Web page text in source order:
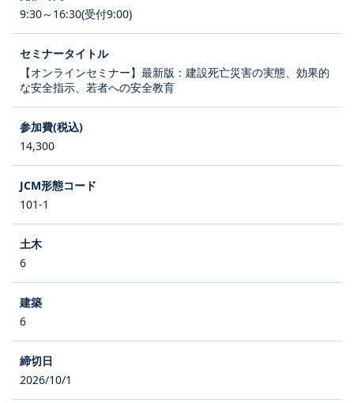
9:30～16:30(受付9:00)
【オンラインセミナー】最新版：建設死亡災害の実態、効果的
な安全指示、若者への安全教育
14,300
101-1
6
6
2026/10/1